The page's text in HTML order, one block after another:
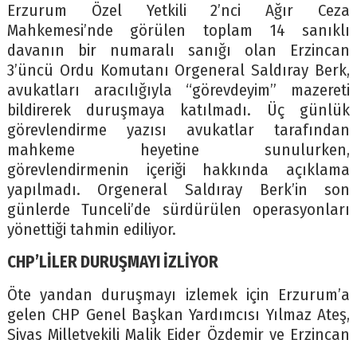
Erzurum Özel Yetkili 2’nci Ağır Ceza
Mahkemesi’nde görülen toplam 14 sanıklı
davanın bir numaralı sanığı olan Erzincan
3’üncü Ordu Komutanı Orgeneral Saldıray Berk,
avukatları aracılığıyla “görevdeyim” mazereti
bildirerek duruşmaya katılmadı. Üç günlük
görevlendirme yazısı avukatlar tarafından
mahkeme heyetine sunulurken,
görevlendirmenin içeriği hakkında açıklama
yapılmadı. Orgeneral Saldıray Berk’in son
günlerde Tunceli’de sürdürülen operasyonları
yönettiği tahmin ediliyor.
CHP’LİLER DURUŞMAYI İZLİYOR
Öte yandan duruşmayı izlemek için Erzurum’a
gelen CHP Genel Başkan Yardımcısı Yılmaz Ateş,
Sivas Milletvekili Malik Ejder Özdemir ve Erzincan